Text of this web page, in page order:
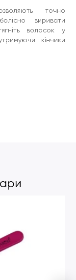
точно
виривати
волосок у
кінчики